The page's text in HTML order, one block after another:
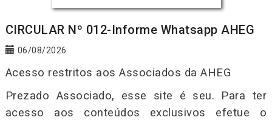
CIRCULAR Nº 012-Informe Whatsapp AHEG
06/08/2026
Acesso restritos aos Associados da AHEG
Prezado Associado, esse site é seu. Para ter
acesso aos conteúdos exclusivos efetue o